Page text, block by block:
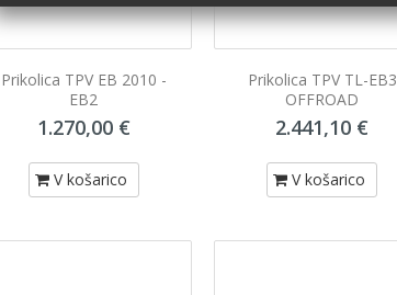
Prikolica TPV EB 2010 -
EB2
1.270,00 €
V košarico
Prikolica TPV TL-EB3
OFFROAD
2.441,10 €
V košarico